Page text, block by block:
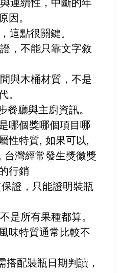
連續性，中斷的年
因。
這點很關鍵。
，不能只靠文字敘
與木桶材質，不是
。
餐廳與主廚資訊。
哪個獎哪個項目哪
性特質, 如果可以,
台灣經常發生獎徽獎
行銷
證，只能證明裝瓶
是所有果種都算。
味特質通常比較不
搭配裝瓶日期判讀，